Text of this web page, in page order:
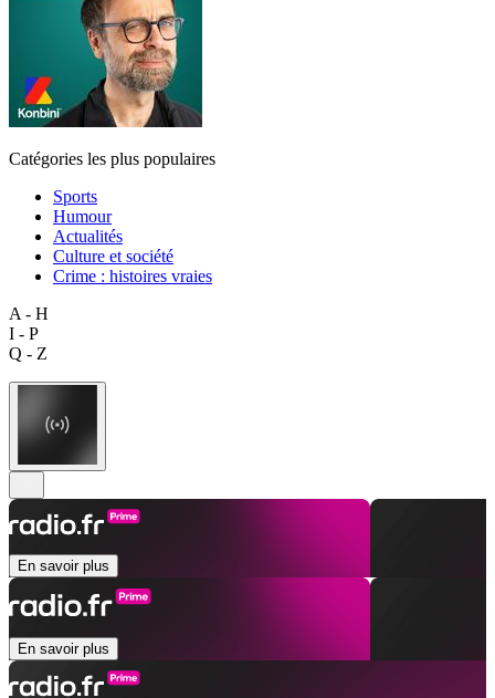
Catégories les plus populaires
Sports
Humour
Actualités
Culture et société
Crime : histoires vraies
A - H
I - P
Q - Z
En savoir plus
En savoir plus